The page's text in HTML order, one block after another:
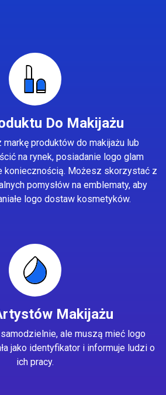
Do Makijażu
produktów do makijażu lub
na rynek, posiadanie logo glam
koniecznością. Możesz skorzystać z
pomysłów na emblematy, aby
logo dostaw kosmetyków.
Makijażu
ale muszą mieć logo
jako identyfikator i informuje ludzi o
ich pracy.